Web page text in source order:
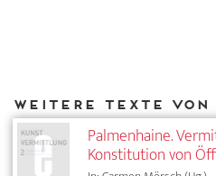
Palmenhaine.
Konstitution von